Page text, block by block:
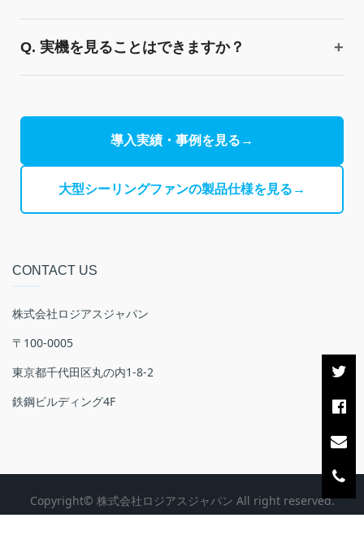
Q. 実機を見ることはできますか？
導入実績・事例を見る →
大型シーリングファンの製品仕様を見る →
CONTACT US
株式会社ロジアスジャパン
〒100-0005
東京都千代田区丸の内1-8-2
鉄鋼ビルディング4F
Copyright© 株式会社ロジアスジャパン All right reserved.